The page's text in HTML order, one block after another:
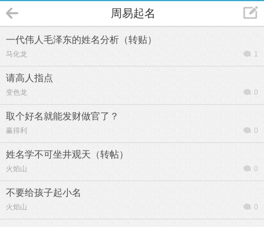
周易起名
一代伟人毛泽东的姓名分析（转贴）
马化龙 1
请高人指点
变色龙 0
取个好名就能发财做官了？
赢得利 0
姓名学不可坐井观天（转帖）
火焰山 0
不要给孩子起小名
火焰山 0